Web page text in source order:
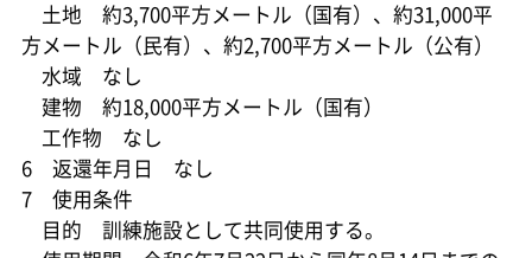
土地 約3,700平方メートル（国有）、約31,000平
方メートル（民有）、約2,700平方メートル（公有）
水域 なし
建物 約18,000平方メートル（国有）
工作物 なし
6 返還年月日 なし
7 使用条件
目的 訓練施設として共同使用する。